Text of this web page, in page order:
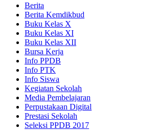
Berita
Berita Kemdikbud
Buku Kelas X
Buku Kelas XI
Buku Kelas XII
Bursa Kerja
Info PPDB
Info PTK
Info Siswa
Kegiatan Sekolah
Media Pembelajaran
Perpustakaan Digital
Prestasi Sekolah
Seleksi PPDB 2017